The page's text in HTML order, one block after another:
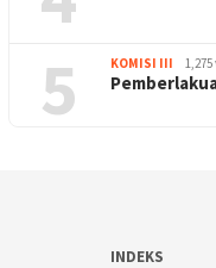
5 KOMISI III
INDEKS